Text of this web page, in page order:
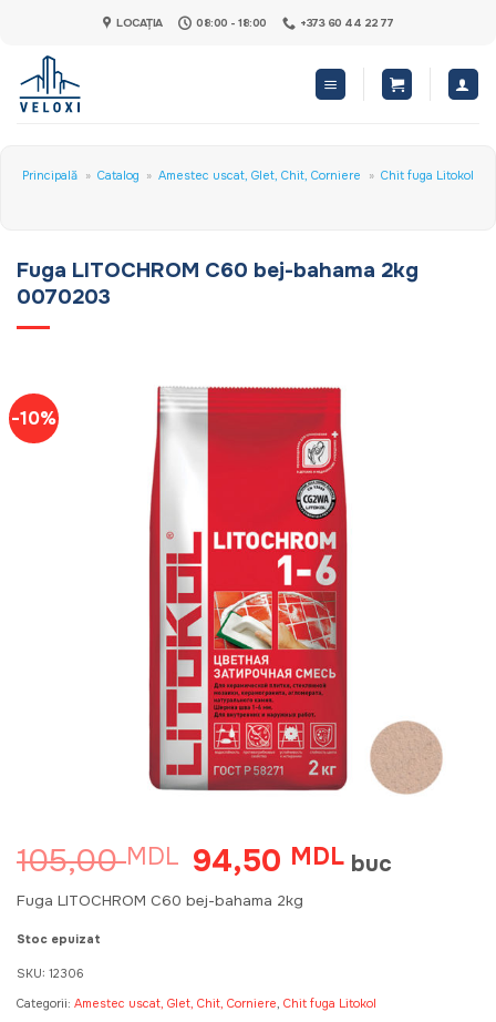
content
LOCAȚIA 08:00 - 18:00 +373 60 44 22 77
Principală » Catalog » Amestec uscat, Glet, Chit, Corniere » Chit fuga Litokol
Fuga LITOCHROM C60 bej-bahama 2kg
0070203
-10%
105,00MDL Prețul
inițial
a
94,50 MDLPrețul
curent
buc
Fuga LITOCHROM C60 bej-bahama 2kg
Stoc epuizat
SKU: 12306
Categorii: Amestec uscat, Glet, Chit, Corniere, Chit fuga Litokol